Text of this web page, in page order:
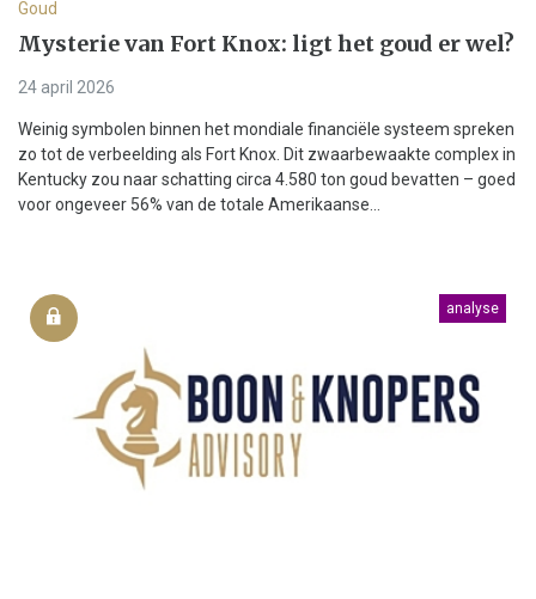
Goud
Mysterie van Fort Knox: ligt het goud er wel?
24 april 2026
Weinig symbolen binnen het mondiale financiële systeem spreken
zo tot de verbeelding als Fort Knox. Dit zwaarbewaakte complex in
Kentucky zou naar schatting circa 4.580 ton goud bevatten – goed
voor ongeveer 56% van de totale Amerikaanse...
analyse